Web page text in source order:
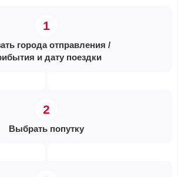
города отправления /
и дату поездки
Выбрать попутку